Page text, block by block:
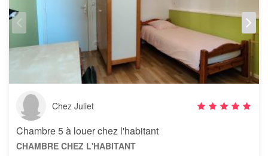
Chez Juliet
Chambre 5 à louer chez l'habitant
CHAMBRE CHEZ L'HABITANT